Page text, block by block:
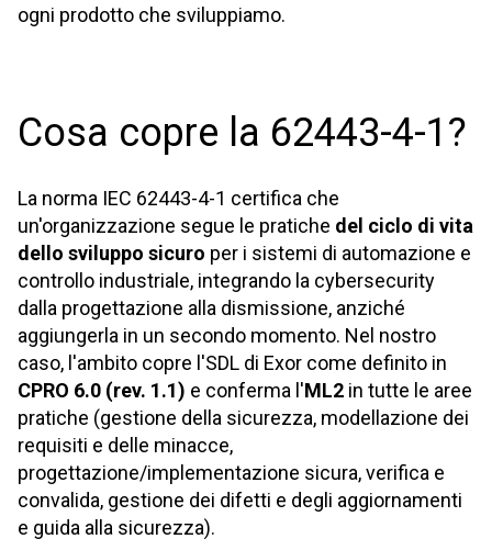
ogni prodotto che sviluppiamo.
Cosa copre la 62443-4-1?
La norma IEC 62443-4-1 certifica che
un'organizzazione segue le pratiche del ciclo di vita
dello sviluppo sicuro per i sistemi di automazione e
controllo industriale, integrando la cybersecurity
dalla progettazione alla dismissione, anziché
aggiungerla in un secondo momento. Nel nostro
caso, l'ambito copre l'SDL di Exor come definito in
CPRO 6.0 (rev. 1.1) e conferma l'ML2 in tutte le aree
pratiche (gestione della sicurezza, modellazione dei
requisiti e delle minacce,
progettazione/implementazione sicura, verifica e
convalida, gestione dei difetti e degli aggiornamenti
e guida alla sicurezza).